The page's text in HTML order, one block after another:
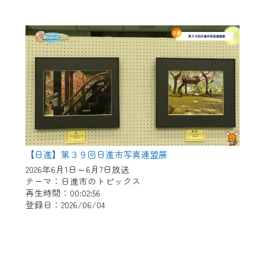
【日進】第３９回日進市写真連盟展
2026年6月1日～6月7日放送
テーマ：日進市のトピックス
再生時間：00:02:56
登録日：2026/06/04